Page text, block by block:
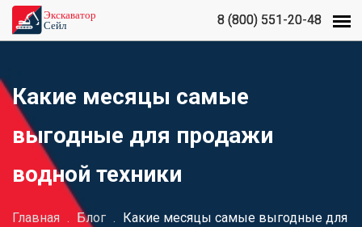
8 (800) 551-20-48
8 (800) 551-20-48
Какие месяцы самые
выгодные для продажи
водной техники
Главная . Блог . Какие месяцы самые выгодные для